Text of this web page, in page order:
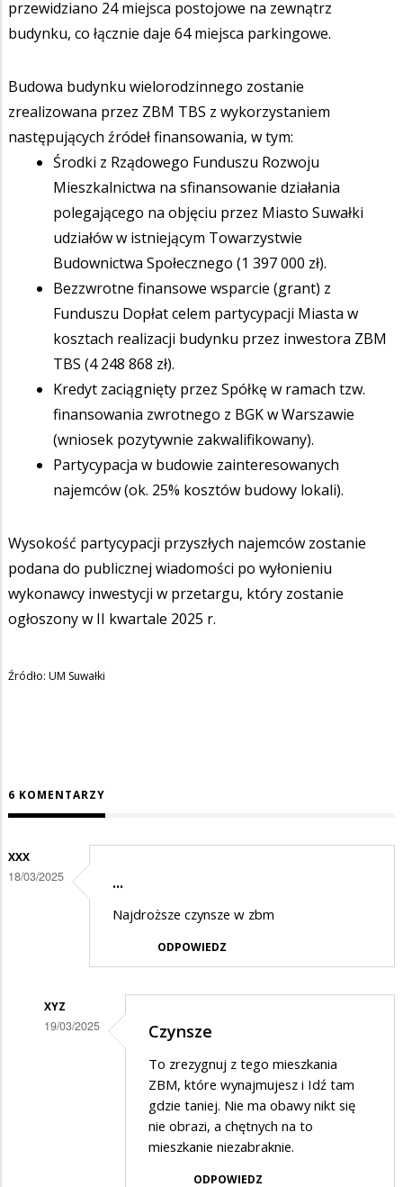
przewidziano 24 miejsca postojowe na zewnątrz
budynku, co łącznie daje 64 miejsca parkingowe.
Budowa budynku wielorodzinnego zostanie
zrealizowana przez ZBM TBS z wykorzystaniem
następujących źródeł finansowania, w tym:
Środki z Rządowego Funduszu Rozwoju
Mieszkalnictwa na sfinansowanie działania
polegającego na objęciu przez Miasto Suwałki
udziałów w istniejącym Towarzystwie
Budownictwa Społecznego (1 397 000 zł).
Bezzwrotne finansowe wsparcie (grant) z
Funduszu Dopłat celem partycypacji Miasta w
kosztach realizacji budynku przez inwestora ZBM
TBS (4 248 868 zł).
Kredyt zaciągnięty przez Spółkę w ramach tzw.
finansowania zwrotnego z BGK w Warszawie
(wniosek pozytywnie zakwalifikowany).
Partycypacja w budowie zainteresowanych
najemców (ok. 25% kosztów budowy lokali).
Wysokość partycypacji przyszłych najemców zostanie
podana do publicznej wiadomości po wyłonieniu
wykonawcy inwestycji w przetargu, który zostanie
ogłoszony w II kwartale 2025 r.
Źródło: UM Suwałki
6 KOMENTARZY
XXX
18/03/2025 ...
Najdroższe czynsze w zbm
ODPOWIEDZ
XYZ
19/03/2025 Czynsze
To zrezygnuj z tego mieszkania
ZBM, które wynajmujesz i Idź tam
gdzie taniej. Nie ma obawy nikt się
nie obrazi, a chętnych na to
mieszkanie niezabraknie.
ODPOWIEDZ